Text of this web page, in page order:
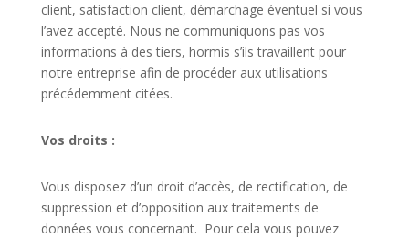
client, satisfaction client, démarchage éventuel si vous
l’avez accepté. Nous ne communiquons pas vos
informations à des tiers, hormis s’ils travaillent pour
notre entreprise afin de procéder aux utilisations
précédemment citées.
Vos droits :
Vous disposez d’un droit d’accès, de rectification, de
suppression et d’opposition aux traitements de
données vous concernant. Pour cela vous pouvez